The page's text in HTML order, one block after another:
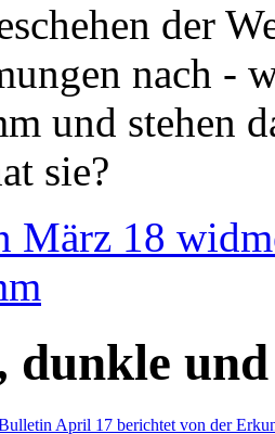
der
nach -
und stehen
sie?
März 18
dunkle
April 17 berichtet von der